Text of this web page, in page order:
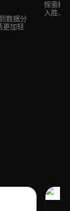
数据分
更加轻
探索精
入胜、